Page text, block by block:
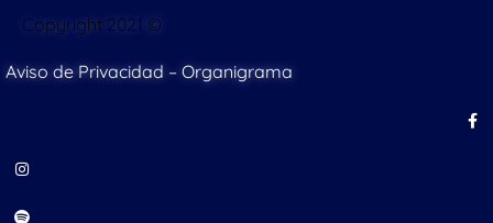
Copyright 2021 ©
Aviso de Privacidad – Organigrama